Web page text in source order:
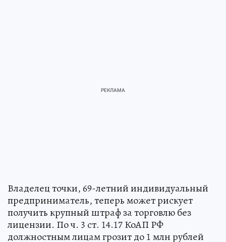
Владелец точки, 69-летний индивидуальный
предприниматель, теперь может рискует
получить крупный штраф за торговлю без
лицензии. По ч. 3 ст. 14.17 КоАП РФ
должностным лицам грозит до 1 млн рублей